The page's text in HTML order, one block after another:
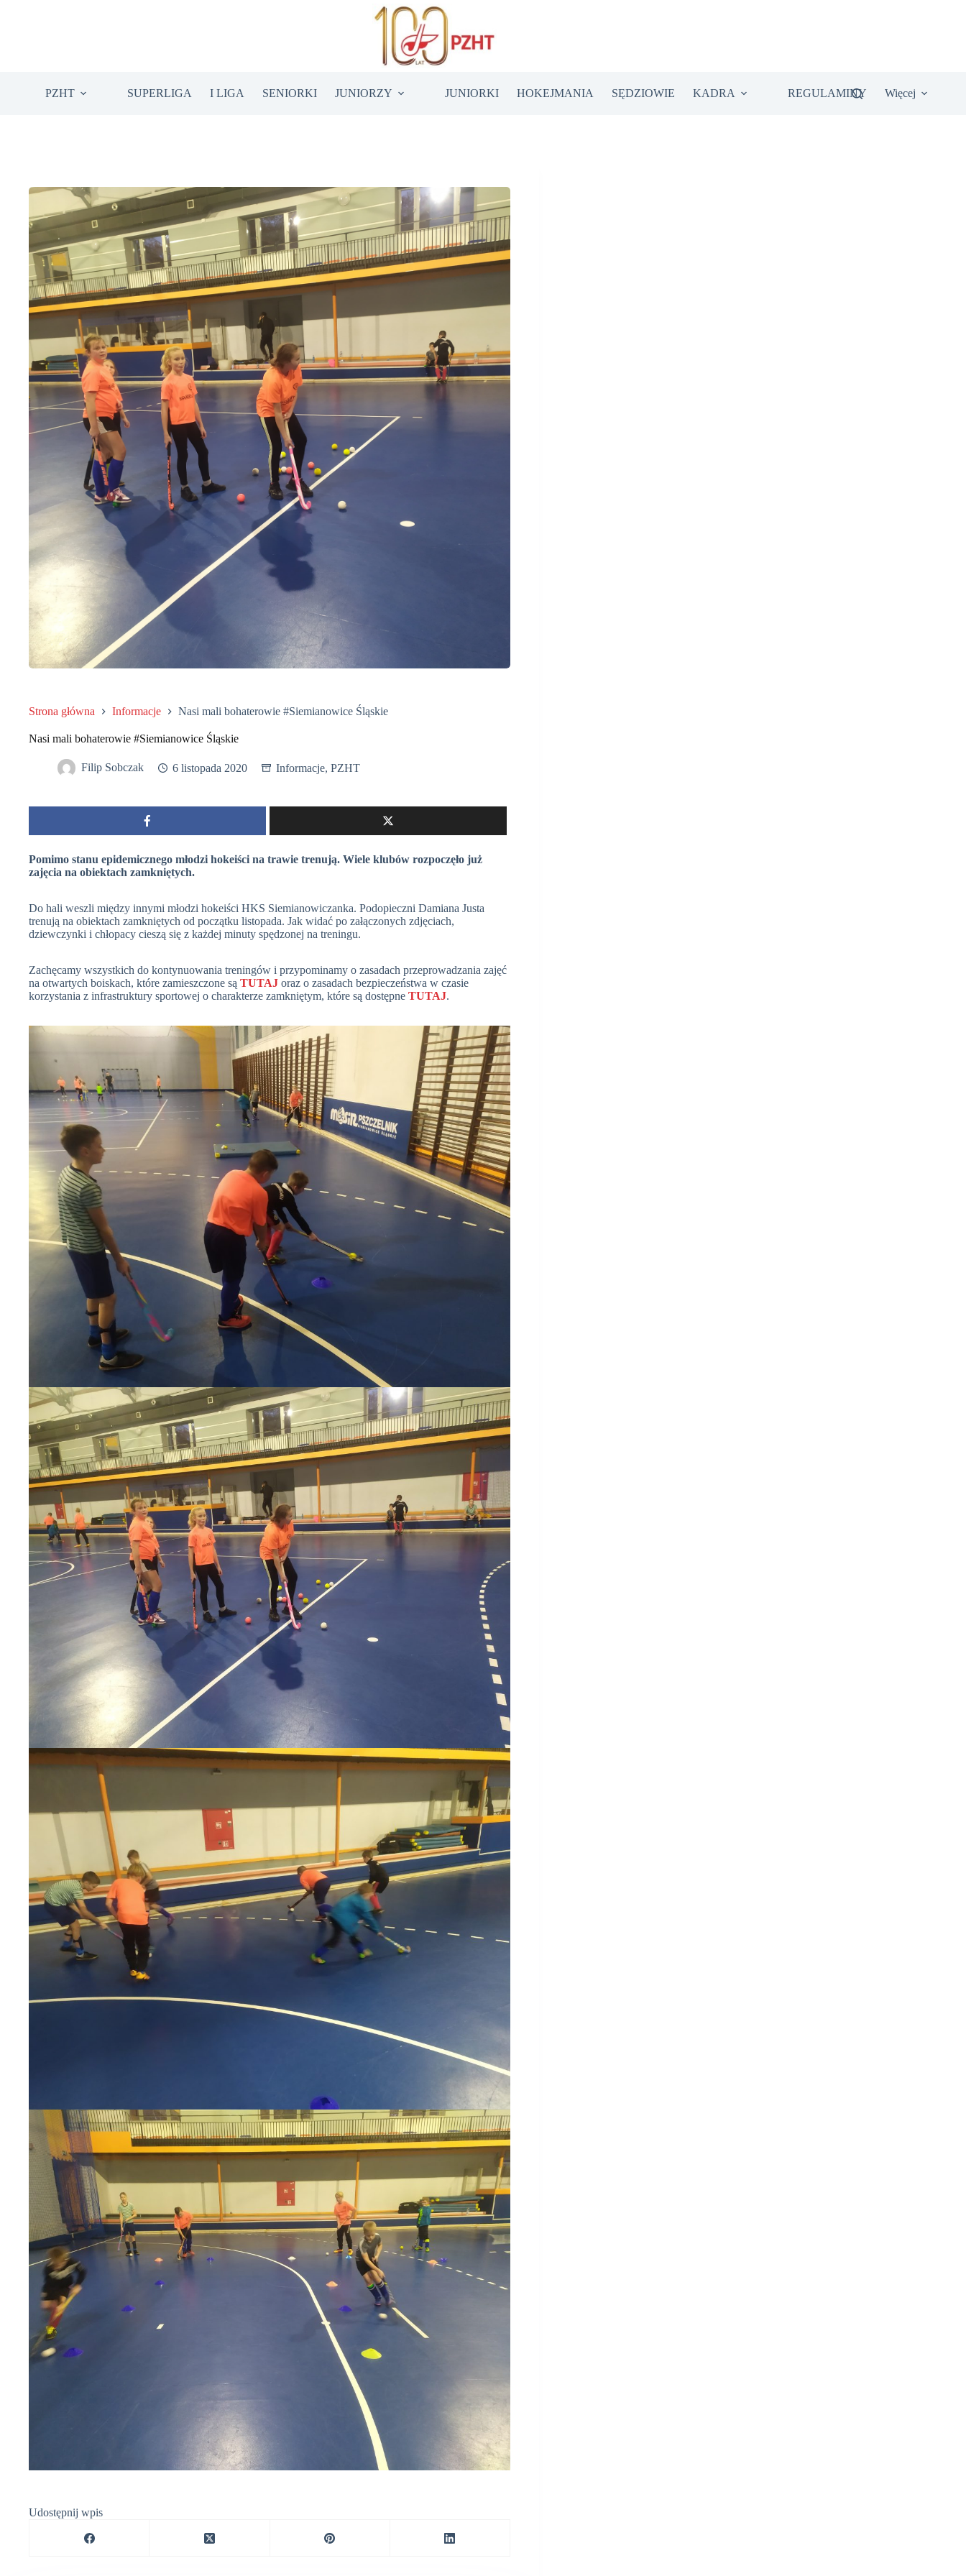
PZHT SUPERLIGA I LIGA SENIORKI JUNIORZY JUNIORKI HOKEJMANIA SĘDZIOWIE KADRA REGULAMINY Więcej
Strona główna Informacje Nasi mali bohaterowie #Siemianowice Śląskie
Nasi mali bohaterowie #Siemianowice Śląskie
Filip Sobczak 6 listopada 2020 Informacje, PZHT
Pomimo stanu epidemicznego młodzi hokeiści na trawie trenują. Wiele klubów rozpoczęło już
zajęcia na obiektach zamkniętych.
Do hali weszli między innymi młodzi hokeiści HKS Siemianowiczanka. Podopieczni Damiana Justa
trenują na obiektach zamkniętych od początku listopada. Jak widać po załączonych zdjęciach,
dziewczynki i chłopacy cieszą się z każdej minuty spędzonej na treningu.
Zachęcamy wszystkich do kontynuowania treningów i przypominamy o zasadach przeprowadzania zajęć
na otwartych boiskach, które zamieszczone są TUTAJ oraz o zasadach bezpieczeństwa w czasie
korzystania z infrastruktury sportowej o charakterze zamkniętym, które są dostępne TUTAJ.
Udostępnij wpis